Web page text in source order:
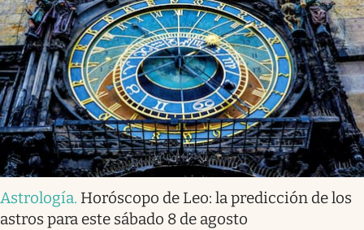
Astrología. Horóscopo de Leo: la predicción de los
astros para este sábado 8 de agosto